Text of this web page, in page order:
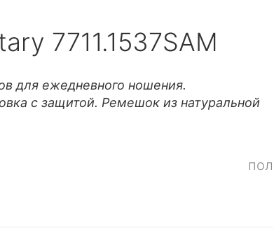
7711.1537SAM
для ежедневного ношения.
с защитой. Ремешок из натуральной
пол